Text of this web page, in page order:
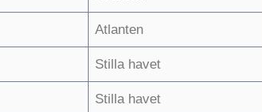
Atlanten
Stilla havet
Stilla havet